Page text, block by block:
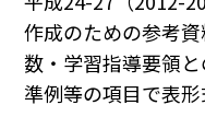
作成のための参考
数・学習指導要領
準例等の項目で表形